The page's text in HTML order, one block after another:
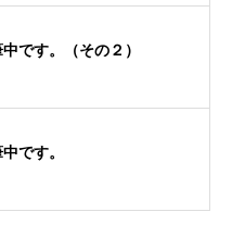
です。（その２）
です。